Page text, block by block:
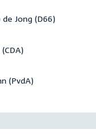
de Jong (D66)
(PvdA)